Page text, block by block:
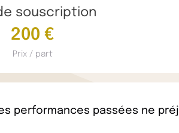
souscription
200 €
Prix / part
performances passées ne